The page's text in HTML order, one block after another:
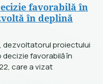
favorabilă în
în deplină
dezvoltatorul proiectului
decizie favorabilă în
care a vizat